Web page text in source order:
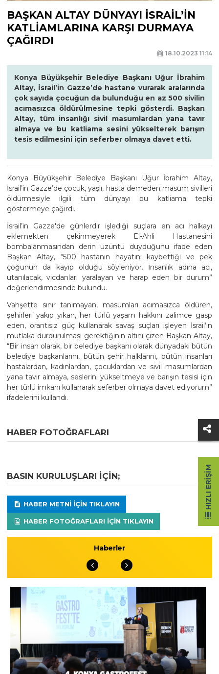
BAŞKAN ALTAY DÜNYAYI İSRAİL’İN
KATLİAMLARINA KARŞI DURMAYA
ÇAĞIRDI
18.10.2023 11:14
Konya Büyükşehir Belediye Başkanı Uğur İbrahim
Altay, İsrail’in Gazze’de hastane vurarak aralarında
çok sayıda çocuğun da bulunduğu en az 500 sivilin
acımasızca öldürülmesine tepki gösterdi. Başkan
Altay, tüm insanlığı sivil masumlardan yana tavır
almaya ve bu katliama sesini yükselterek barışın
tesis edilmesini için seferber olmaya davet etti.
Konya Büyükşehir Belediye Başkanı Uğur İbrahim Altay,
İsrail’in Gazze’de çocuk, yaşlı, hasta demeden masum sivilleri
öldürmesiyle ilgili tüm dünyayı bu katliama tepki
göstermeye çağırdı.
İsrail’in Gazze'de günlerdir işlediği suçlara en acı halkayı
eklemekten çekinmeyerek El-Ahli Hastanesini
bombalanmasından derin üzüntü duyduğunu ifade eden
Başkan Altay, “500 hastanın hayatını kaybettiği ve pek
çoğunun da kayıp olduğu söyleniyor. İnsanlık adına acı,
utanılacak, vicdanları yaralayan ve harap eden bir durum”
değerlendirmesinde bulundu.
Vahşette sınır tanımayan, masumları acımasızca öldüren,
şehirleri yakıp yıkan, her türlü yaşam hakkını zalimce gasp
eden, orantısız güç kullanarak savaş suçları işleyen İsrail’in
mutlaka durdurulması gerektiğinin altını çizen Başkan Altay,
“Bir insan olarak, bir belediye başkanı olarak dünyadaki bütün
belediye başkanlarını, bütün şehir halklarını, bütün insanları
hastalardan, kadınlardan, çocuklardan ve sivil masumlardan
yana tavır almaya, seslerini yükseltmeye ve barışın tesisi için
her türlü imkanı kullanarak seferber olmaya davet ediyorum”
ifadelerini kullandı.
HABER FOTOĞRAFLARI
BASIN KURULUŞLARI IÇIN;
HABER METNI IÇIN TIKLAYIN
HABER FOTOĞRAFLARI IÇIN TIKLAYIN
Haberler
HIZLI ERIŞIM